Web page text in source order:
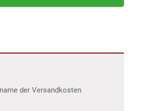
der Versandkosten